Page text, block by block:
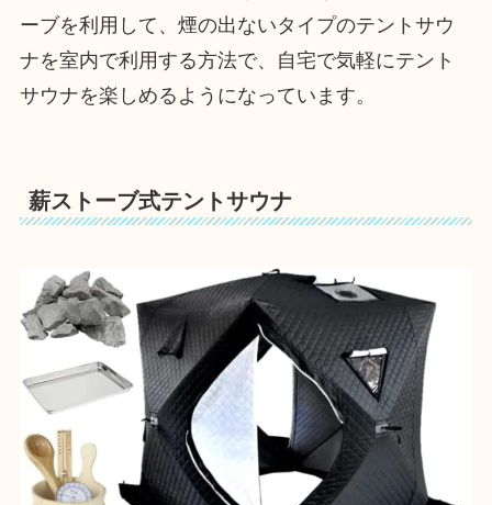
ーブを利用して、煙の出ないタイプのテントサウ
ナを室内で利用する方法で、自宅で気軽にテント
サウナを楽しめるようになっています。
薪ストーブ式テントサウナ